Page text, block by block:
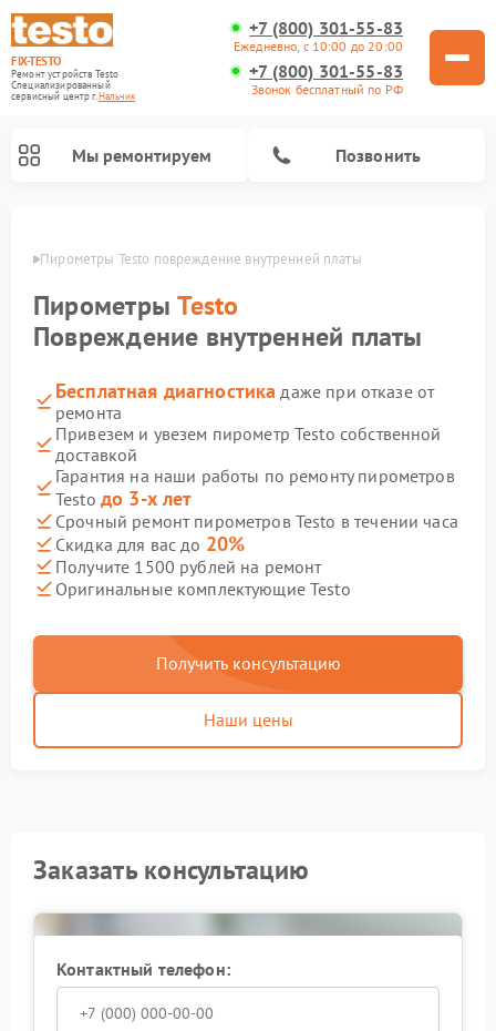
FIX-TESTO
Ремонт устройств Testo
Специализированный
cервисный центр г.Нальчик
+7 (800) 301-55-83
Ежедневно, с 10:00 до 20:00
+7 (800) 301-55-83
Звонок бесплатный по РФ
Мы ремонтируем Позвонить
Пирометры Testo повреждение внутренней платы
ПирометрыTesto
Повреждение внутренней платы
Бесплатная диагностика даже при отказе от
ремонта
Привезем и увезем пирометр Testo собственной
доставкой
Гарантия на наши работы по ремонту пирометров
Testo до 3-х лет
Срочный ремонт пирометров Testo в течении часа
Скидка для вас до 20%
Получите 1500 рублей на ремонт
Оригинальные комплектующие Testo
Получить консультацию
Наши цены
Заказать консультацию
Контактный телефон: